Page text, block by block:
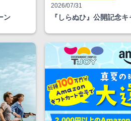
ン
2026/07/31
『しらぬひ』公開記念